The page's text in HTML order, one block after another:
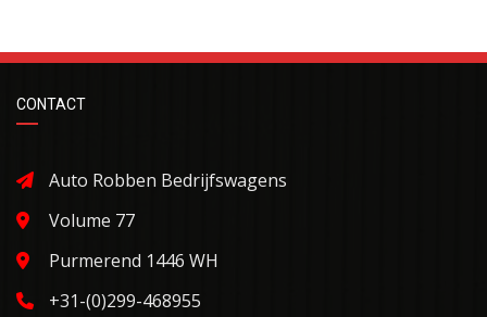
CONTACT
Auto Robben Bedrijfswagens
Volume 77
Purmerend 1446 WH
+31-(0)299-468955